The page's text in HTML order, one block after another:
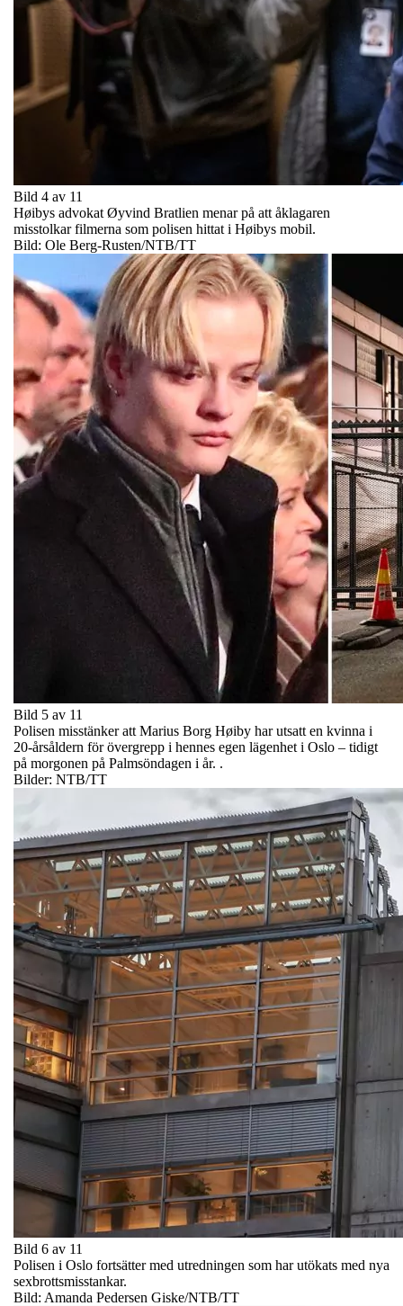
Bild 4 av 11
Høibys advokat Øyvind Bratlien menar på att åklagaren
misstolkar filmerna som polisen hittat i Høibys mobil.
Bild: Ole Berg-Rusten/NTB/TT
Bild 5 av 11
Polisen misstänker att Marius Borg Høiby har utsatt en kvinna i
20-årsåldern för övergrepp i hennes egen lägenhet i Oslo – tidigt
på morgonen på Palmsöndagen i år. .
Bilder: NTB/TT
Bild 6 av 11
Polisen i Oslo fortsätter med utredningen som har utökats med nya
sexbrottsmisstankar.
Bild: Amanda Pedersen Giske/NTB/TT